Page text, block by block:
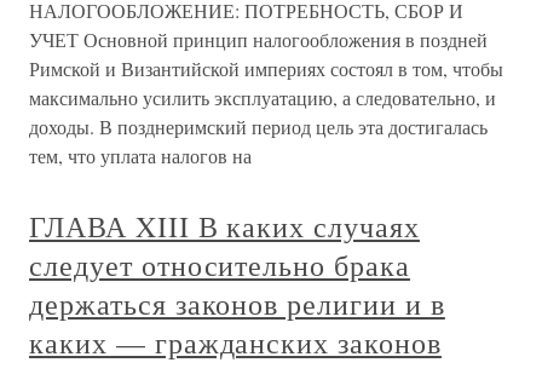
НАЛОГООБЛОЖЕНИЕ: ПОТРЕБНОСТЬ, СБОР И
УЧЕТ Основной принцип налогообложения в поздней
Римской и Византийской империях состоял в том, чтобы
максимально усилить эксплуатацию, а следовательно, и
доходы. В позднеримский период цель эта достигалась
тем, что уплата налогов на
ГЛАВА XIII В каких случаях
следует относительно брака
держаться законов религии и в
каких — гражданских законов